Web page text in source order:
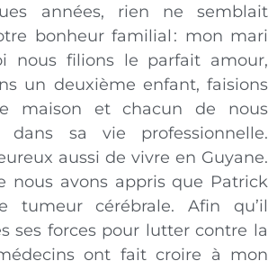
années, rien ne semblait
bonheur familial : mon mari
nous filions le parfait amour,
un deuxième enfant, faisions
maison et chacun de nous
dans sa vie professionnelle.
aussi de vivre en Guyane.
nous avons appris que Patrick
tumeur cérébrale. Afin qu’il
ses forces pour lutter contre la
ont fait croire à mon